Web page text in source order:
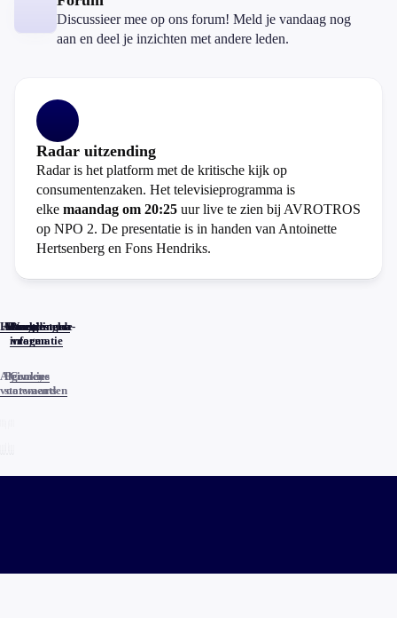
Discussieer mee op ons forum! Meld je vandaag nog
aan en deel je inzichten met andere leden.
Radar uitzending
Radar is het platform met de kritische kijk op
consumentenzaken. Het televisieprogramma is
elke maandag om 20:25 uur live te zien bij AVROTROS
op NPO 2. De presentatie is in handen van Antoinette
Hertsenberg en Fons Hendriks.
Home
Actueel
Uitzendingen
Reacties
Programma-
informatie
Veelgestelde
vragen
Algemene
voorwaarden
Privacy
statements
Cookies